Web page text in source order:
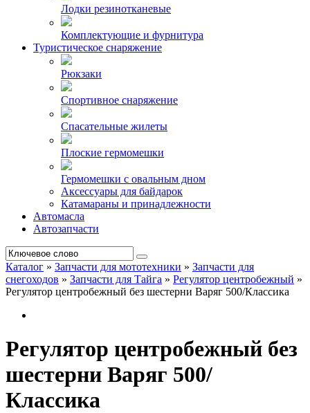
Лодки резинотканевые
Комплектующие и фурнитура
Туристическое снаряжение
Рюкзаки
Спортивное снаряжение
Спасательные жилеты
Плоские гермомешки
Гермомешки с овальным дном
Аксессуары для байдарок
Катамараны и принадлежности
Автомасла
Автозапчасти
Каталог » Запчасти для мототехники » Запчасти для
снегоходов » Запчасти для Тайга » Регулятор центробежный »
Регулятор центробежный без шестерни Варяг 500/Классика
Регулятор центробежный без
шестерни Варяг 500/
Классика